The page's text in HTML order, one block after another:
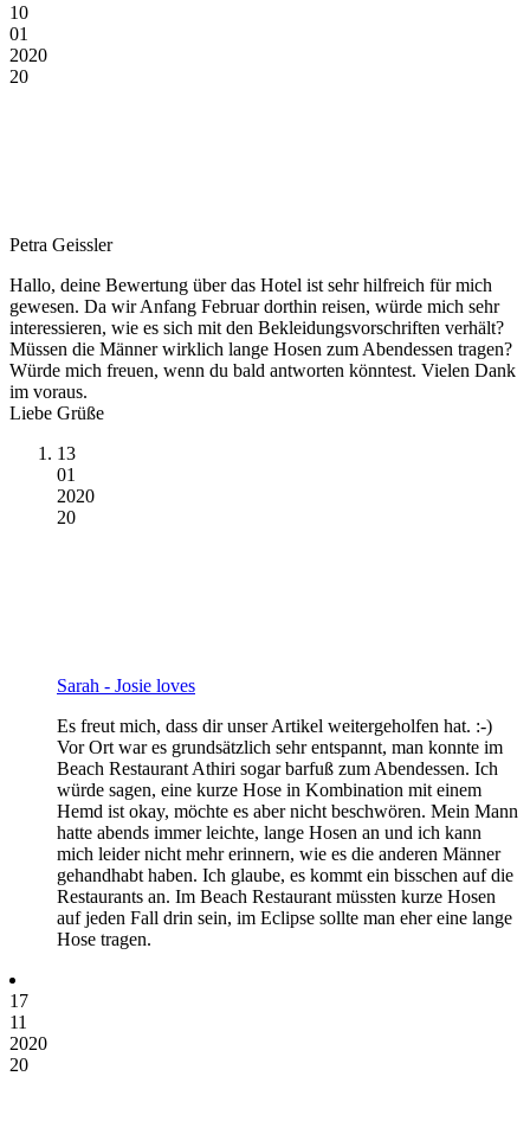
10
01
2020
20
Petra Geissler
Hallo, deine Bewertung über das Hotel ist sehr hilfreich für mich
gewesen. Da wir Anfang Februar dorthin reisen, würde mich sehr
interessieren, wie es sich mit den Bekleidungsvorschriften verhält?
Müssen die Männer wirklich lange Hosen zum Abendessen tragen?
Würde mich freuen, wenn du bald antworten könntest. Vielen Dank
im voraus.
Liebe Grüße
13
01
2020
20
Sarah - Josie loves
Es freut mich, dass dir unser Artikel weitergeholfen hat. :-)
Vor Ort war es grundsätzlich sehr entspannt, man konnte im
Beach Restaurant Athiri sogar barfuß zum Abendessen. Ich
würde sagen, eine kurze Hose in Kombination mit einem
Hemd ist okay, möchte es aber nicht beschwören. Mein Mann
hatte abends immer leichte, lange Hosen an und ich kann
mich leider nicht mehr erinnern, wie es die anderen Männer
gehandhabt haben. Ich glaube, es kommt ein bisschen auf die
Restaurants an. Im Beach Restaurant müssten kurze Hosen
auf jeden Fall drin sein, im Eclipse sollte man eher eine lange
Hose tragen.
17
11
2020
20